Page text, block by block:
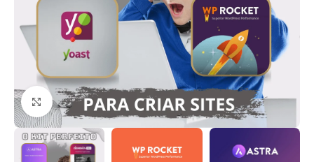
Clique para ampliar